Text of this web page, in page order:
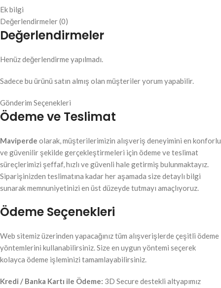
Ek bilgi
Değerlendirmeler (0)
Değerlendirmeler
Henüz değerlendirme yapılmadı.
Sadece bu ürünü satın almış olan müşteriler yorum yapabilir.
Gönderim Seçenekleri
Ödeme ve Teslimat
Maviperde olarak, müşterilerimizin alışveriş deneyimini en konforlu
ve güvenilir şekilde gerçekleştirmeleri için ödeme ve teslimat
süreçlerimizi şeffaf, hızlı ve güvenli hale getirmiş bulunmaktayız.
Siparişinizden teslimatına kadar her aşamada size detaylı bilgi
sunarak memnuniyetinizi en üst düzeyde tutmayı amaçlıyoruz.
Ödeme Seçenekleri
Web sitemiz üzerinden yapacağınız tüm alışverişlerde çeşitli ödeme
yöntemlerini kullanabilirsiniz. Size en uygun yöntemi seçerek
kolayca ödeme işleminizi tamamlayabilirsiniz.
Kredi / Banka Kartı ile Ödeme: 3D Secure destekli altyapımız